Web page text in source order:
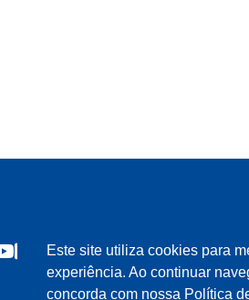
Este site utiliza cookies para
experiência. Ao continuar
concorda com nossa Política